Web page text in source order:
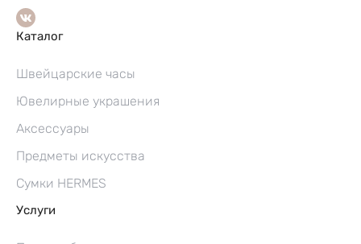
Каталог
Швейцарские часы
Ювелирные украшения
Аксессуары
Предметы искусства
Сумки HERMES
Услуги